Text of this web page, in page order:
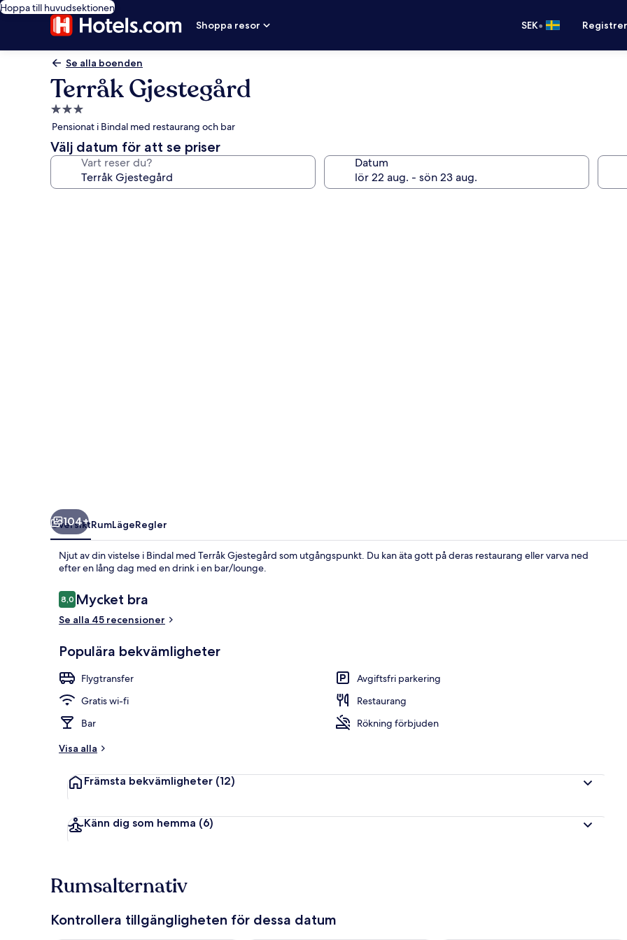
Hoppa till huvudsektionen
Shoppa resor
SEK•
Se alla boenden
Terråk Gjestegård
3.0-
stjärnigt
boende
Pensionat i Bindal med restaurang och bar
Välj datum för att se priser
Vart reser du? Datum
Familjesvit - 3 sovrum - privat badrum - havsutsikt (Suite 7) | Sängtillbehör av högsta
104+
ÖversiktRumLägeRegler
Njut av din vistelse i Bindal med Terråk Gjestegård som utgångspunkt. Du kan äta gott på deras restaurang eller varva ned
efter en lång dag med en drink i en bar/lounge.
Recensioner
8,08,0 av 10,
Mycket bra
Se alla 45 recensioner
Populära bekvämligheter
Flygtransfer
Avgiftsfri parkering
Gratis wi-fi
Restaurang
Bar
Rökning förbjuden
Visa alla
Främsta bekvämligheter (12)
Känn dig som hemma (6)
Rumsalternativ
Kontrollera tillgängligheten för dessa datum